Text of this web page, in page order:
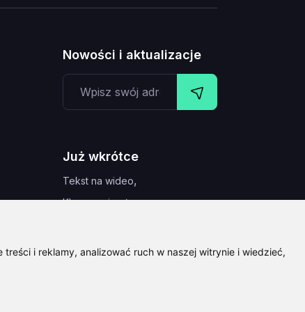
i reklamy, analizować ruch w naszej witrynie i wiedzieć,
Nowości i aktualizacje
Już wkrótce
Tekst na wideo,
Klonowanie głosu,
Tytuły do filmów